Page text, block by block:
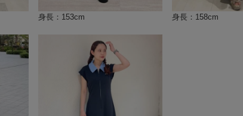
身長：153cm 身長：158cm